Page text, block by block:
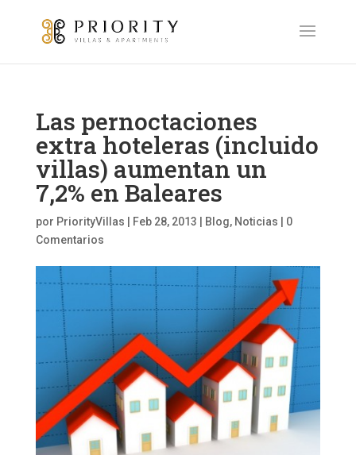
Las pernoctaciones
extra hoteleras (incluido
villas) aumentan un
7,2% en Baleares
por PriorityVillas Feb 28, 2013 Blog, Noticias
0
Comentarios